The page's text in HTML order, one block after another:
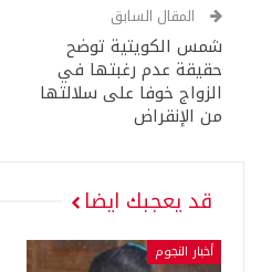
المقال السابق
شمس الكويتية توضح
حقيقة عدم رغبتها في
الزواج خوفا على سلالتها
من الإنقراض
قد يعجبك ايضا
أخبار النجوم